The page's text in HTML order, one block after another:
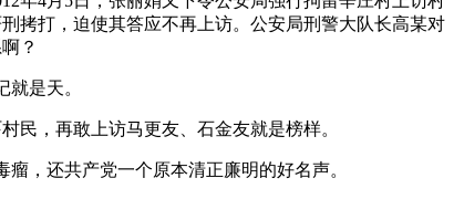
拷打，迫使其答应不再上访。公安局刑警大队长高某对
？
是天。
民，再敢上访马更友、石金友就是榜样。
，还共产党一个原本清正廉明的好名声。